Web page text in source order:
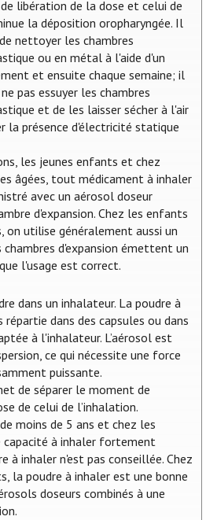
libération de la dose et celui de
la déposition oropharyngée. Il
nettoyer les chambres
ou en métal à l'aide d'un
et ensuite chaque semaine; il
pas essuyer les chambres
et de les laisser sécher à l'air
la présence d'électricité statique
les jeunes enfants et chez
âgées, tout médicament à inhaler
avec un aérosol doseur
d'expansion. Chez les enfants
on utilise généralement aussi un
chambres d'expansion émettent un
l'usage est correct.
dans un inhalateur. La poudre à
dans des capsules ou dans
à l'inhalateur. L’aérosol est
ce qui nécessite une force
puissante.
de séparer le moment de
de celui de l’inhalation.
moins de 5 ans et chez les
capacité à inhaler fortement
à inhaler n'est pas conseillée. Chez
la poudre à inhaler est une bonne
doseurs combinés à une